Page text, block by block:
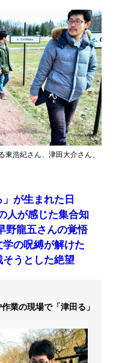
浩紀さん、津田大介さん、
」が生まれた日
人が感じた集合知
野龍五さんの覚悟
学の呪縛が解けた
そうとした絶望
業の現場で「津田る」